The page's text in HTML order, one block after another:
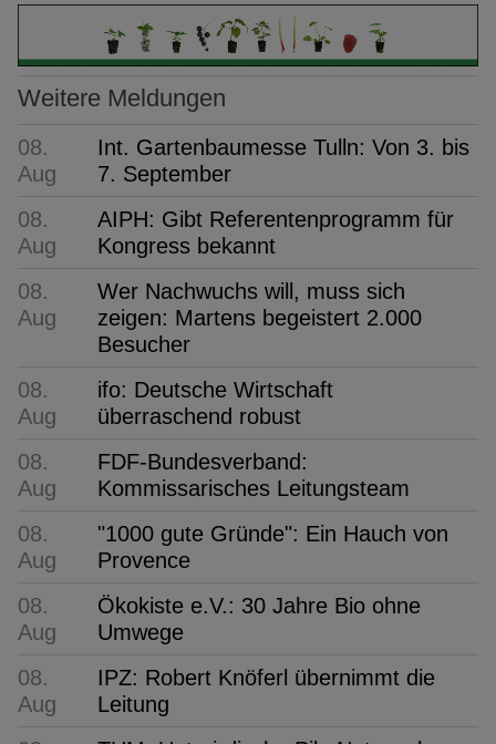
Weitere Meldungen
08.
Aug
Int. Gartenbaumesse Tulln: Von 3. bis
7. September
08.
Aug
AIPH: Gibt Referentenprogramm für
Kongress bekannt
08.
Aug
Wer Nachwuchs will, muss sich
zeigen: Martens begeistert 2.000
Besucher
08.
Aug
ifo: Deutsche Wirtschaft
überraschend robust
08.
Aug
FDF-Bundesverband:
Kommissarisches Leitungsteam
08.
Aug
"1000 gute Gründe": Ein Hauch von
Provence
08.
Aug
Ökokiste e.V.: 30 Jahre Bio ohne
Umwege
08.
Aug
IPZ: Robert Knöferl übernimmt die
Leitung